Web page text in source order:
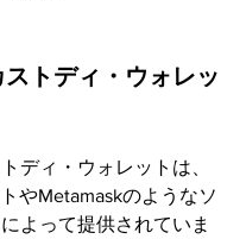
トディ・ウォレッ
ディ・ウォレットは、
やMetamaskのようなソ
よって提供されていま